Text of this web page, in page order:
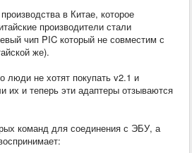
в Китае, которое
производители стали
чип PIC который не совместим с
же).
люди не хотят покупать v2.1 и
их и теперь эти адаптеры отзываются
команд для соединения с ЭБУ, а